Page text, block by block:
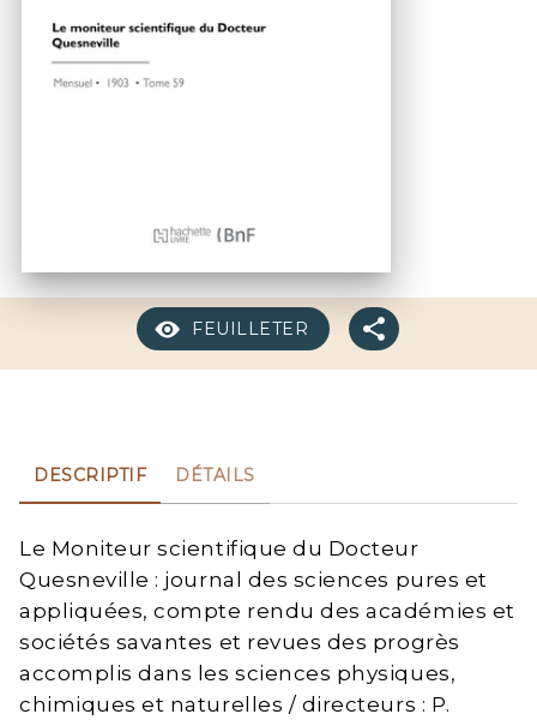
FEUILLETER
DESCRIPTIF DÉTAILS
Le Moniteur scientifique du Docteur
Quesneville : journal des sciences pures et
appliquées, compte rendu des académies et
sociétés savantes et revues des progrès
accomplis dans les sciences physiques,
chimiques et naturelles / directeurs : P.